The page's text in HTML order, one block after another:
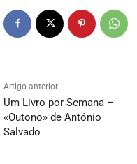
Artigo anterior
Um Livro por Semana –
«Outono» de António
Salvado